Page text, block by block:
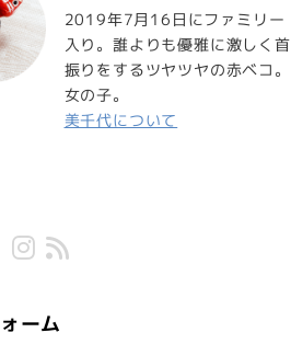
2019年7月16日にファミリー
入り。誰よりも優雅に激しく首
振りをするツヤツヤの赤ベコ。
女の子。
美千代について
ーム